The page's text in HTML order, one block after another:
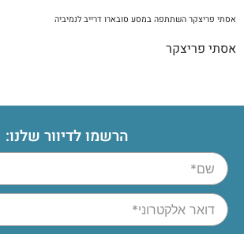
אסתי פריצקר השתתפה במסע סובארו דרייב לנמיביה
אסתי פריצקר
הרשמו לדיוור שלנו: